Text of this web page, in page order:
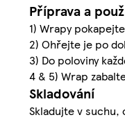
Příprava a
1) Wrapy
2) Ohřejte je po
3) Do poloviny
4 & 5) Wrap
Skladování
Skladujte v